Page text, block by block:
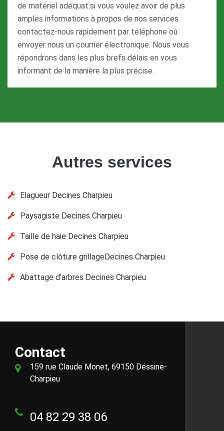
de matériel adéquat.si vous voulez avoir de plus
amples informations à propos de nos services
contactez-nous rapidement par téléphone où
envoyer nous un courrier électronique. Nous vous
répondrons dans les plus brefs délais en vous
informant de la manière la plus précise.
Autres services
Elagueur Decines Charpieu
Paysagiste Decines Charpieu
Taille de haie Decines Charpieu
Pose de clôture grillageDecines Charpieu
Abattage d'arbres Decines Charpieu
Contact
159 rue Claude Monet, 69150 Déssine-
Charpieu
04 82 29 38 06